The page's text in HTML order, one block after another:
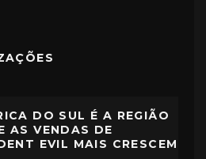
DO SUL É A REGIÃO
AS VENDAS DE
EVIL MAIS CRESCEM